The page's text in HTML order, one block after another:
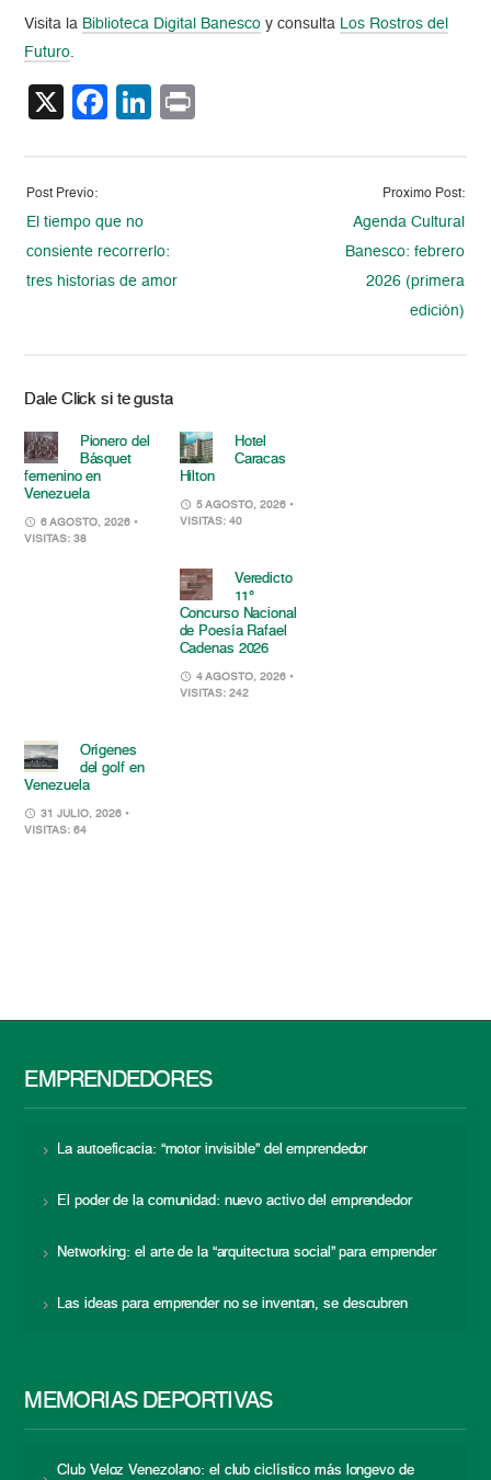
Visita la Biblioteca Digital Banesco y consulta Los Rostros del
Futuro.
X Facebook
LinkedIn
Post Previo:
El tiempo que no
consiente recorrerlo:
tres historias de amor
Proximo Post:
Agenda Cultural
Banesco: febrero
2026 (primera
edición)
Dale Click si te gusta
Pionero del
Básquet
femenino en
Venezuela
6 AGOSTO, 2026 •
VISITAS: 38
Hotel
Caracas
Hilton
5 AGOSTO, 2026 •
VISITAS: 40
Veredicto
11°
Concurso Nacional
de Poesía Rafael
Cadenas 2026
4 AGOSTO, 2026 •
VISITAS: 242
Orígenes
del golf en
Venezuela
31 JULIO, 2026 •
VISITAS: 64
EMPRENDEDORES
La autoeficacia: “motor invisible” del emprendedor
El poder de la comunidad: nuevo activo del emprendedor
Networking: el arte de la “arquitectura social” para emprender
Las ideas para emprender no se inventan, se descubren
MEMORIAS DEPORTIVAS
Club Veloz Venezolano: el club ciclístico más longevo de